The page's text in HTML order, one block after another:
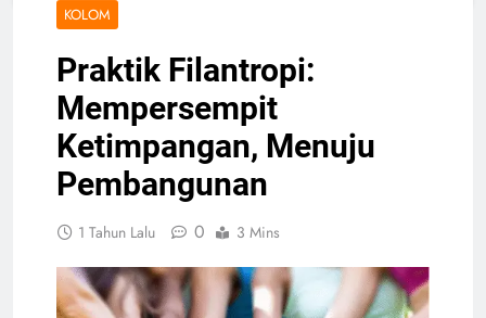
KOLOM
Praktik Filantropi:
Mempersempit
Ketimpangan, Menuju
Pembangunan
1 Tahun Lalu 0 3 Mins